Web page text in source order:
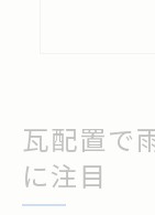
配
雨漏
瓦配置で
に注目